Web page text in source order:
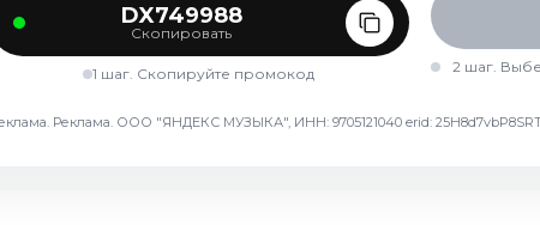
DX749988
Скопировать
1 шаг. Скопируйте промокод
2 шаг.
Реклама. ООО "ЯНДЕКС МУЗЫКА", ИНН: 9705121040 erid: